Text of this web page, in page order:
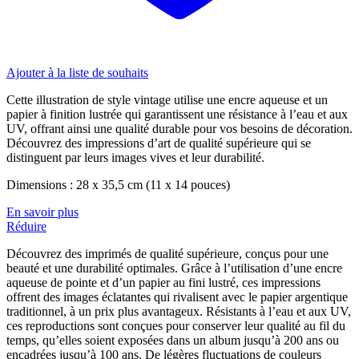
Ajouter à la liste de souhaits
Cette illustration de style vintage utilise une encre aqueuse et un
papier à finition lustrée qui garantissent une résistance à l’eau et aux
UV, offrant ainsi une qualité durable pour vos besoins de décoration.
Découvrez des impressions d’art de qualité supérieure qui se
distinguent par leurs images vives et leur durabilité.
Dimensions : 28 x 35,5 cm (11 x 14 pouces)
En savoir plus
Réduire
Découvrez des imprimés de qualité supérieure, conçus pour une
beauté et une durabilité optimales. Grâce à l’utilisation d’une encre
aqueuse de pointe et d’un papier au fini lustré, ces impressions
offrent des images éclatantes qui rivalisent avec le papier argentique
traditionnel, à un prix plus avantageux. Résistants à l’eau et aux UV,
ces reproductions sont conçues pour conserver leur qualité au fil du
temps, qu’elles soient exposées dans un album jusqu’à 200 ans ou
encadrées jusqu’à 100 ans. De légères fluctuations de couleurs